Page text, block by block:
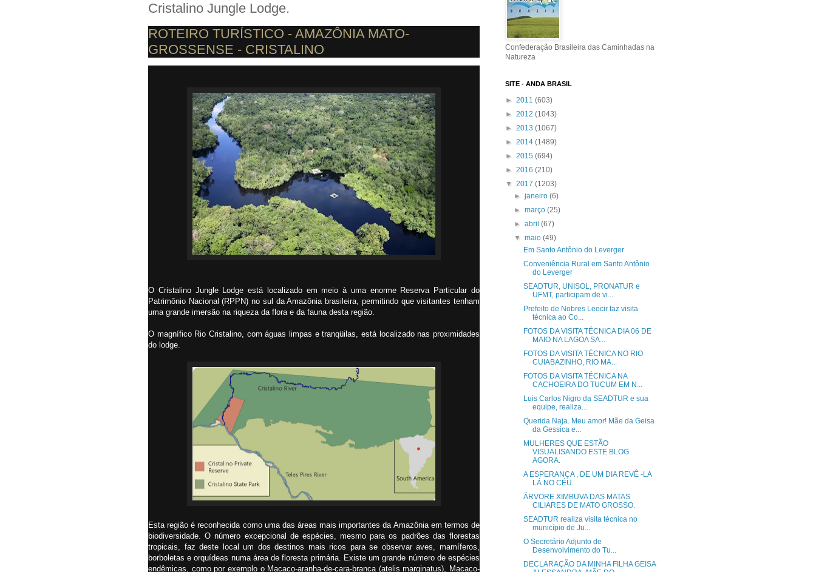
Cristalino Jungle Lodge.
ROTEIRO TURÍSTICO - AMAZÔNIA MATO-
GROSSENSE - CRISTALINO
O Cristalino Jungle Lodge está localizado em meio à uma enorme Reserva Particular do
Patrimônio Nacional (RPPN) no sul da Amazônia brasileira, permitindo que visitantes tenham
uma grande imersão na riqueza da flora e da fauna desta região.
O magnífico Rio Cristalino, com águas limpas e tranqüilas, está localizado nas proximidades
do lodge.
Esta região é reconhecida como uma das áreas mais importantes da Amazônia em termos de
biodiversidade. O número excepcional de espécies, mesmo para os padrões das florestas
tropicais, faz deste local um dos destinos mais ricos para se observar aves, mamíferos,
borboletas e orquídeas numa área de floresta primária. Existe um grande número de espécies
endêmicas, como por exemplo o Macaco-aranha-de-cara-branca (atelis marginatus), Macaco-
Confederação Brasileira das Caminhadas na
Natureza
SITE - ANDA BRASIL
► 2011 (603)
► 2012 (1043)
► 2013 (1067)
► 2014 (1489)
► 2015 (694)
► 2016 (210)
▼ 2017 (1203)
►janeiro(6)
►março(25)
►abril(67)
▼maio(49)
Em Santo Antônio do Leverger
Conveniência Rural em Santo Antônio
do Leverger
SEADTUR, UNISOL, PRONATUR e
UFMT, participam de vi...
Prefeito de Nobres Leocir faz visita
técnica ao Co...
FOTOS DA VISITA TÉCNICA DIA 06 DE
MAIO NA LAGOA SA...
FOTOS DA VISITA TÉCNICA NO RIO
CUIABAZINHO, RIO MA...
FOTOS DA VISITA TÉCNICA NA
CACHOEIRA DO TUCUM EM N...
Luis Carlos Nigro da SEADTUR e sua
equipe, realiza...
Querida Naja. Meu amor! Mãe da Geisa
da Gessica e...
MULHERES QUE ESTÃO
VISUALISANDO ESTE BLOG
AGORA.
A ESPERANÇA , DE UM DIA REVÊ -LA
LÁ NO CÉU.
ÁRVORE XIMBUVA DAS MATAS
CILIARES DE MATO GROSSO.
SEADTUR realiza visita técnica no
município de Ju...
O Secretário Adjunto de
Desenvolvimento do Tu...
DECLARAÇÃO DA MINHA FILHA GEISA